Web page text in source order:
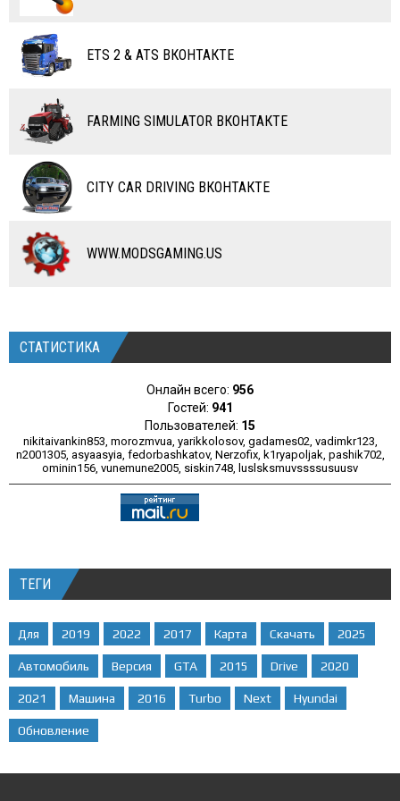
САМОЛЕТЫ
RC ТРАНСПОРТ
КАРТЫ
ЧИТЫ
ПРОГРАММЫ
РАЗНОЕ
ETS 2 & ATS ВКОНТАКТЕ
FARMING SIMULATOR ВКОНТАКТЕ
CITY CAR DRIVING ВКОНТАКТЕ
WWW.MODSGAMING.US
СТАТИСТИКА
Онлайн всего: 956
Гостей: 941
Пользователей: 15
nikitaivankin853, morozmvua, yarikkolosov, gadames02, vadimkr123,
n2001305, asyaasyia, fedorbashkatov, Nerzofix, k1ryapoljak, pashik702,
ominin156, vunemune2005, siskin748, luslsksmuvssssusuusv
ТЕГИ
Для 2019 2022 2017 Карта Скачать 2025
Автомобиль Версия GTA 2015 Drive 2020
2021 Машина 2016 Turbo Next Hyundai
Обновление